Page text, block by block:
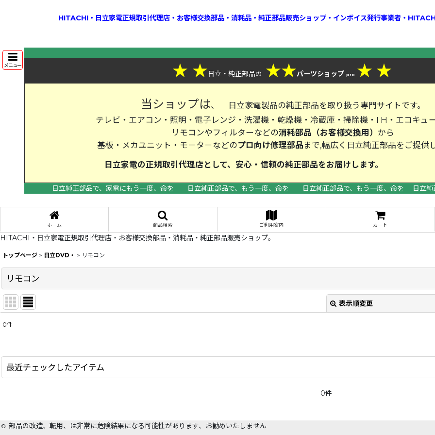
HITACHI・日立家電正規取引代理店・お客様交換部品・消耗品・純正部品販売ショップ・インボイス発行事業者・
メニュー ★ ★日立・純正部品の ★★パーツショップ pro ★ ★
当ショップは、
日立家電製品の純正部品を取り扱う専門サイトです。
テレビ・エアコン・照明・電子レンジ・洗濯機・乾燥機・冷蔵庫・掃除機・I H・エコキュ
リモコンやフィルターなどの消耗部品（お客様交換用） から
基板・メカユニット・モ－タ－などのプロ向け修理部品 まで,幅広く日立純正部品をご提供
日立家電の正規取引代理店として、安心・信頼の純正部品をお届
日立純正部品で、家電にもう一度、命を
日立純正部品で、もう一度、命を 日立純正部品で、もう一度、命を 日立純
ホーム 商品検索 ご利用案内 カート
HITACHI・日立家電正規取引代理店・お客様交換部品・消耗品・純正部品販売ショップ。
トップページ > 日立DVD・ > リモコン
リモコン
表示順変更
0件
最近チェックしたアイテム
0件
☺️ 部品の改造、転用、は非常に危険結果になる可能性があります、お勧めいたしません